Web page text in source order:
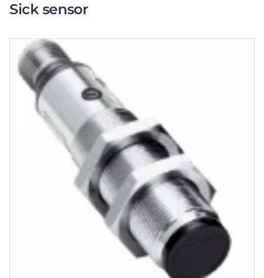
Sick sensor